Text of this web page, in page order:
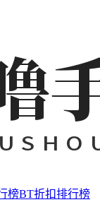
榜BT折扣排行榜